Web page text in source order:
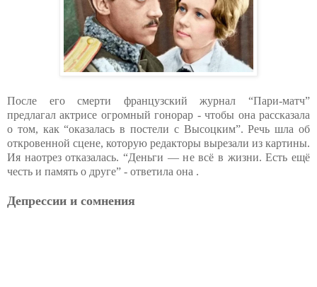
После его смерти французский журнал “Пари-матч”
предлагал актрисе огромный гонорар - чтобы она рассказала
о том, как “оказалась в постели с Высоцким”. Речь шла об
откровенной сцене, которую редакторы вырезали из картины.
Ия наотрез отказалась. “Деньги — не всё в жизни. Есть ещё
честь и память о друге” - ответила она .
Депрессии и сомнения